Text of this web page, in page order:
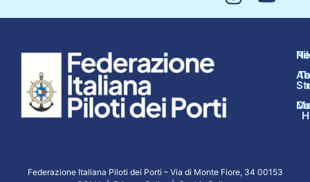
Federazione Italiana Piloti dei Porti – Via di Monte Fiore, 34 00153